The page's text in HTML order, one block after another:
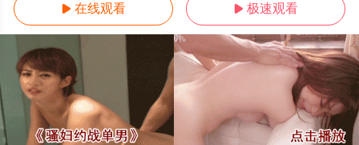
 在线观看  极速观看